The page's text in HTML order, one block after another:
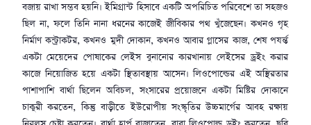
বজায় রাখা সম্ভব হয়নি। ইমিগ্রান্ট হিসাবে একটি অপরিচিত পরিবেশে তা সহজও
ছিল না, ফলে তিনি নানা ধরনের কাজেই জীবিকার পথ খুঁজেছেন। কখনও গৃহ
নির্মাণ কন্ট্রাকটর, কখনও মুদী দোকান, কখনও আবার গ্লাসের কাজ, শেষ পযর্ন্ত
একটা মেয়েদের পোষাকের লেইস বুনানোর কারখানায় লেইসের ড্রইং করার
কাজে নিয়োজিত হয়ে একটা স্থিতাবস্থায় আসেন। লিওপোল্ডের এই অস্থিরতার
পাশাপাশি বার্থা ছিলেন অবিচল, সংসারের প্রয়োজনে একটা মিষ্টির দোকানে
চাকুরী করতেন, কিন্তু বাড়ীতে ইউরোপীয় সংস্কৃতির উচ্চমার্গের আবহ রক্ষায়